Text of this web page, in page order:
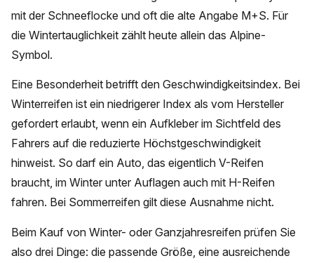
mit der Schneeflocke und oft die alte Angabe M+S. Für
die Wintertauglichkeit zählt heute allein das Alpine-
Symbol.
Eine Besonderheit betrifft den Geschwindigkeitsindex. Bei
Winterreifen ist ein niedrigerer Index als vom Hersteller
gefordert erlaubt, wenn ein Aufkleber im Sichtfeld des
Fahrers auf die reduzierte Höchstgeschwindigkeit
hinweist. So darf ein Auto, das eigentlich V-Reifen
braucht, im Winter unter Auflagen auch mit H-Reifen
fahren. Bei Sommerreifen gilt diese Ausnahme nicht.
Beim Kauf von Winter- oder Ganzjahresreifen prüfen Sie
also drei Dinge: die passende Größe, eine ausreichende